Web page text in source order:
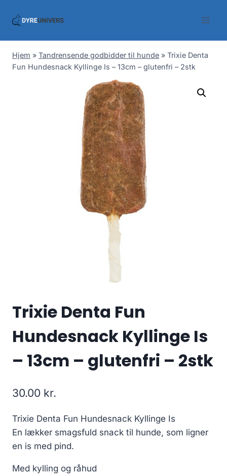
Hjem » Tandrensende godbidder til hunde » Trixie Denta
Fun Hundesnack Kyllinge Is – 13cm – glutenfri – 2stk
Trixie Denta Fun
Hundesnack Kyllinge Is
– 13cm – glutenfri – 2stk
30.00 kr.
Trixie Denta Fun Hundesnack Kyllinge Is
En lækker smagsfuld snack til hunde, som ligner
en is med pind.
Med kylling og råhud